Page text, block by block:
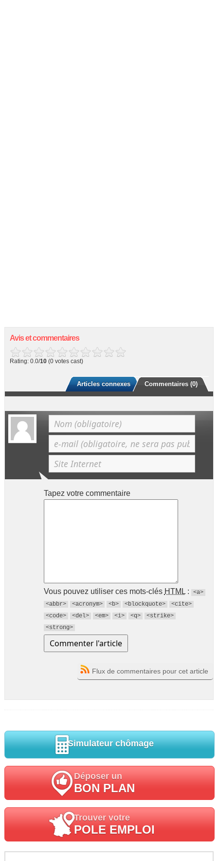
Avis et commentaires
Rating: 0.0/10(0 votes cast)
Commentaires (0)
Articles connexes
Tapez votre commentaire
Vous pouvez utiliser ces mots-clés HTML:
<a>
<abbr>
<acronym> <b> <blockquote>
<cite>
<code>
<del> <em> <i> <q>
<strike>
<strong>
Flux de commentaires pour cet article
Simulateur chômage
Déposer un
BON PLAN
Trouver votre
POLE EMPLOI